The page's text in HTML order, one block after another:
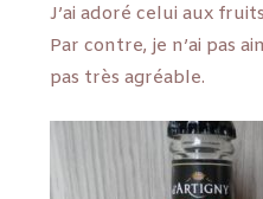
J’ai adoré celui aux
Par contre, je n’ai pas
pas très agréable.